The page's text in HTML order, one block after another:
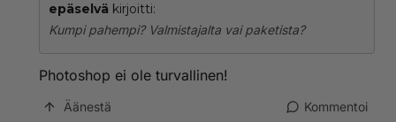
epäselvä kirjoitti:
Kumpi pahempi? Valmistajalta vai paketista?
Photoshop ei ole turvallinen!
Äänestä Kommentoi